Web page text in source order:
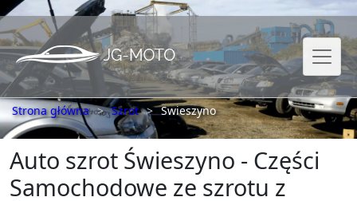
Strona główna Szrot Swieszyno
Auto szrot Świeszyno - Części
Samochodowe ze szrotu z